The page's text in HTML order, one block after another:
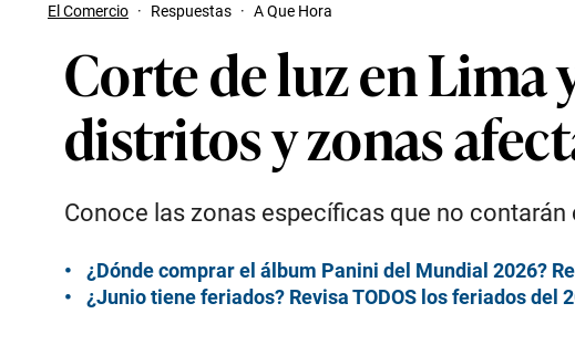
El Comercio · Respuestas · A Que Hora
Corte de luz en Lima
distritos y zonas
Conoce las zonas específicas que no
¿Dónde comprar el álbum Panini del Mundial 2026?
¿Junio tiene feriados? Revisa TODOS los feriados del